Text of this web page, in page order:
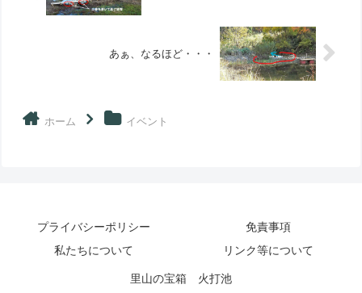
あぁ、なるほど・・・
ホーム イベント
プライバシーポリシー
免責事項
私たちについて
リンク等について
里山の宝箱 火打池